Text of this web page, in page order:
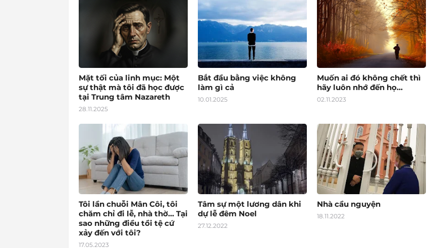
Mặt tối của linh mục: Một
sự thật mà tôi đã học được
tại Trung tâm Nazareth
28.11.2025
Bắt đầu bằng việc không
làm gì cả
10.01.2025
Muốn ai đó không chết thì
hãy luôn nhớ đến họ...
02.11.2023
Tôi lần chuỗi Mân Côi, tôi
chăm chỉ đi lễ, nhà thờ… Tại
sao những điều tồi tệ cứ
xảy đến với tôi?
17.05.2023
Tâm sự một lương dân khi
dự lễ đêm Noel
27.12.2022
Nhà cầu nguyện
18.11.2022